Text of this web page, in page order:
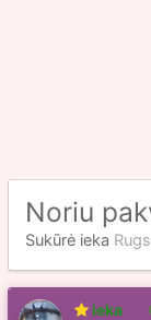
Noriu
Sukūrė ieka
ieka